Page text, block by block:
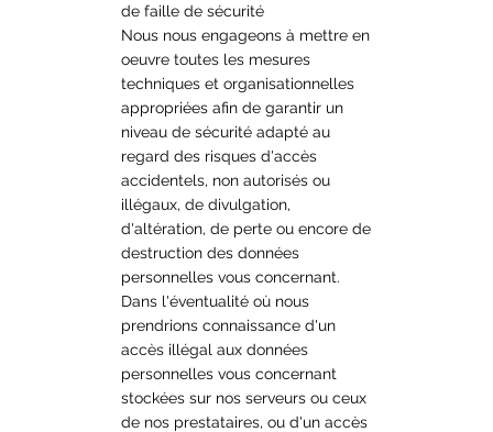
de faille de sécurité
Nous nous engageons à mettre en
oeuvre toutes les mesures
techniques et organisationnelles
appropriées afin de garantir un
niveau de sécurité adapté au
regard des risques d'accès
accidentels, non autorisés ou
illégaux, de divulgation,
d'altération, de perte ou encore de
destruction des données
personnelles vous concernant.
Dans l'éventualité où nous
prendrions connaissance d'un
accès illégal aux données
personnelles vous concernant
stockées sur nos serveurs ou ceux
de nos prestataires, ou d'un accès